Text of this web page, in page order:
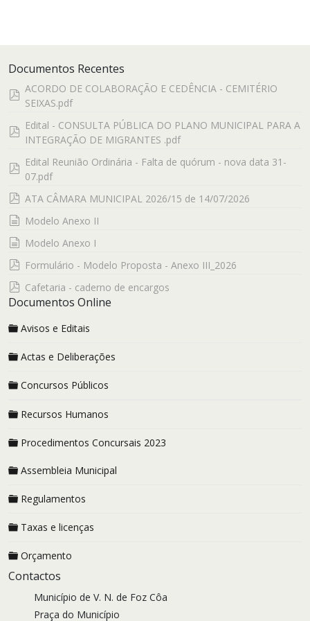
Documentos Recentes
pdf
ACORDO DE COLABORAÇÃO E CEDÊNCIA - CEMITÉRIO
SEIXAS.pdf
pdf
Edital - CONSULTA PÚBLICA DO PLANO MUNICIPAL PARA A
INTEGRAÇÃO DE MIGRANTES .pdf
pdf
Edital Reunião Ordinária - Falta de quórum - nova data 31-
07.pdf
pdf
ATA CÂMARA MUNICIPAL 2026/15 de 14/07/2026
documento
Modelo Anexo II
documento
Modelo Anexo I
pdf
Formulário - Modelo Proposta - Anexo III_2026
pdf
Cafetaria - caderno de encargos
Documentos Online
Avisos e Editais
Actas e Deliberações
Concursos Públicos
Recursos Humanos
Procedimentos Concursais 2023
Assembleia Municipal
Regulamentos
Taxas e licenças
Orçamento
Contactos
Município de V. N. de Foz Côa
Praça do Município